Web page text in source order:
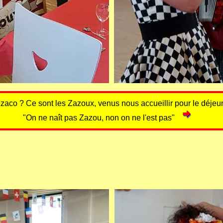
? Ce sont les Zazoux, venus nous accueillir pour le
"On ne naît pas Zazou, non on ne l'est pas"